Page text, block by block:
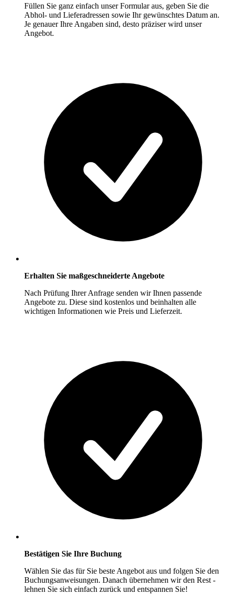
Füllen Sie ganz einfach unser Formular aus, geben Sie die
Abhol- und Lieferadressen sowie Ihr gewünschtes Datum an.
Je genauer Ihre Angaben sind, desto präziser wird unser
Angebot.
Erhalten Sie maßgeschneiderte Angebote
Nach Prüfung Ihrer Anfrage senden wir Ihnen passende
Angebote zu. Diese sind kostenlos und beinhalten alle
wichtigen Informationen wie Preis und Lieferzeit.
Bestätigen Sie Ihre Buchung
Wählen Sie das für Sie beste Angebot aus und folgen Sie den
Buchungsanweisungen. Danach übernehmen wir den Rest -
lehnen Sie sich einfach zurück und entspannen Sie!